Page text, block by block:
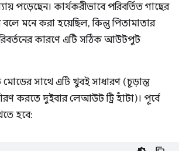
পড়েছেন। কার্যকরীভাবে পরিবর্তিত গাছের
মনে করা হয়েছিল, কিন্তু পিতামাতার
কারণে এটি সঠিক আউটপুট
মোডের সাথে এটি খুবই সাধারণ (চূড়ান্ত
করতে দুইবার লেআউট ট্রি হাঁটা)। পূর্বে
হবে: